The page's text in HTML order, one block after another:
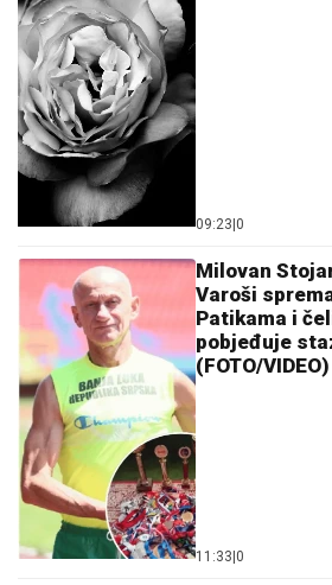
09:23 0
Milovan
Varoši
Patikama i
pobjeđuje
(FOTO/VIDEO)
11:33 0